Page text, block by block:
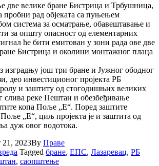
две велике бране Бистрица и Трбушница,
пробни рад објеката са пуњењем
система за осматрање, обавештавање и
за општу опасност од елементарних
ће бити емитован у зони рада ове две
Бистрица и околини монтажног плаца
изградњу још три бране и Јужног ободног
део инвестиционог пројекта РБ
и заштиту од стогодишњих великих
слива реке Пештан и обезбеђивање
копа Поље „Е“. Поред заштите
„Е“, циљ пројекта је и заштита од
дуж овог водотока.
21, 2023By Праве
Tagged бране, ЕПС, Лазаревац, РБ
, саопштење